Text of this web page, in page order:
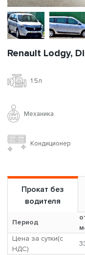
Renault Lodgy,
1.5л
Механика
Кондиционер
Прокат без
водителя
Период
Цена за сутки(с
НДС)